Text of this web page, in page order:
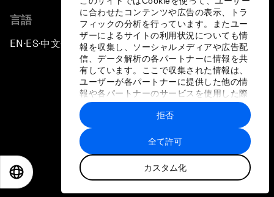
に合わせたコンテンツや広告の表示、トラ
フィックの分析を行っています。またユー
ザーによるサイトの利用状況についても情
報を収集し、ソーシャルメディアや広告配
信、データ解析の各パートナーに情報を共
有しています。ここで収集された情報は、
ユーザーが各パートナーに提供した他の情
報や各パートナーのサービスを使用した際
に収集された情報と組み合わされ、各パー
トナーによって使用されることがありま
す。
全て許可
カスタム化
拒否
言語
EN ▪ES▪中文▪ 日本語
プライバシーポリシーと利用規約
サイトマップ
©
世界経済フォーラム